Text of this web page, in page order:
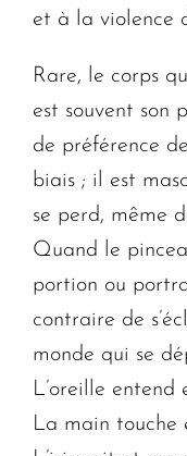
et à la violence
Rare, le corps
est souvent son
de préférence
biais ; il est
se perd, même
Quand le
portion ou
contraire de
monde qui se
L’oreille entend
La main touche